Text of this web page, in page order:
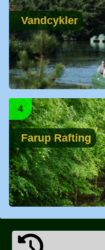
Vandcykler
4
Farup Rafting